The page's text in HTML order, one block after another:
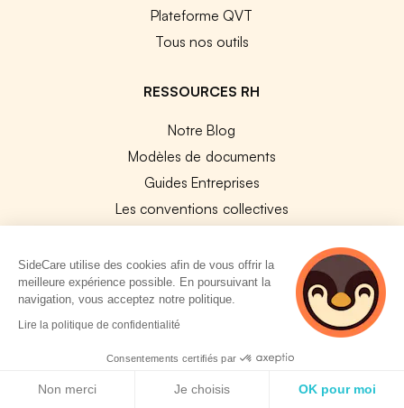
Plateforme QVT
Tous nos outils
RESSOURCES RH
Notre Blog
Modèles de documents
Guides Entreprises
Les conventions collectives
Base des métiers
Les assureurs partenaires
Les codes CCAM
Les OPCO
SideCare utilise des cookies afin de vous offrir la
meilleure expérience possible. En poursuivant la
navigation, vous acceptez notre politique.
Lire la politique de confidentialité
Consentements certifiés par
Non merci Je choisis OK pour moi
3 personnes
consultent
actuellement cette